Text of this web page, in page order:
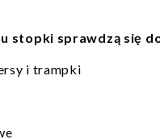
stopki sprawdzą się
i trampki